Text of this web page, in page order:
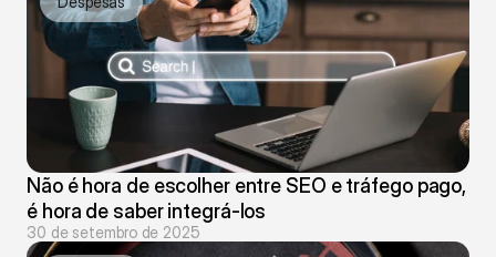
Não é hora de escolher entre SEO e tráfego pago,
é hora de saber integrá-los
30 de setembro de 2025